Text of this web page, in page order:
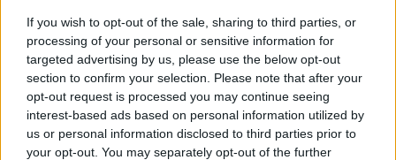
If you wish to opt-out of the sale, sharing to third parties, or
processing of your personal or sensitive information for
targeted advertising by us, please use the below opt-out
section to confirm your selection. Please note that after your
opt-out request is processed you may continue seeing
interest-based ads based on personal information utilized by
us or personal information disclosed to third parties prior to
your opt-out. You may separately opt-out of the further
το κέλυφος. Πώς ένα viral γλυκό ανέδειξε το φιστίκι σε
σύμβολο γαστρονομικής πολυτέλειας και άλλαξε τις συνήθειες
γεύσης διεθνώς.